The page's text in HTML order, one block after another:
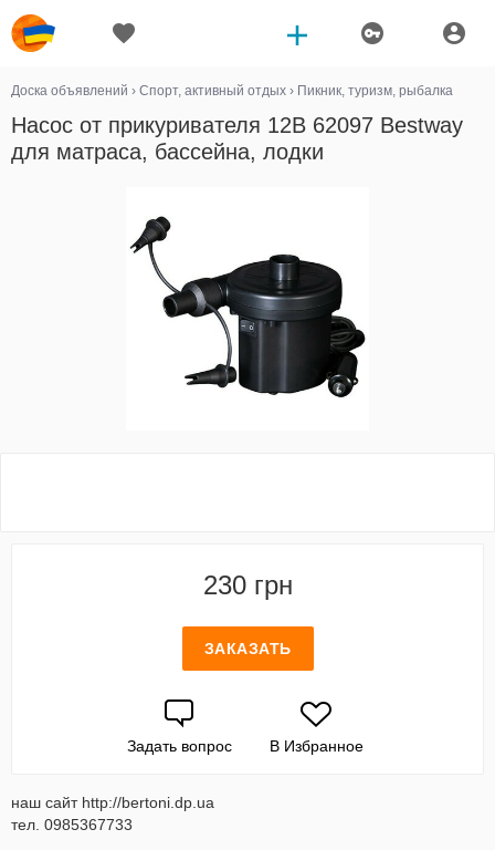
Доска объявлений › Спорт, активный отдых › Пикник, туризм, рыбалка
Насос от прикуривателя 12В 62097 Bestway
для матраса, бассейна, лодки
230 грн
ЗАКАЗАТЬ
Задать вопрос В Избранное
наш сайт http://bertoni.dp.ua
тел. 0985367733